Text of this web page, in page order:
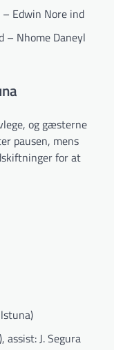
– Edwin Nore ind
– Nhome Daneyl
og gæsterne
pausen, mens
for at
assist: J. Segura